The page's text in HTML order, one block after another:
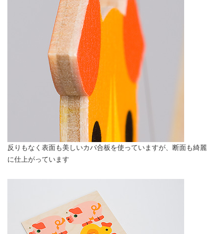
反りもなく表面も美しいカバ合板を使っていますが、断面も綺麗
に仕上がっています